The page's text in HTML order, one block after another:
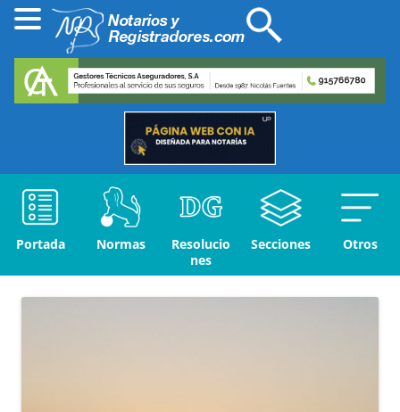
Portada Normas
Resolucio
nes
Secciones Otros